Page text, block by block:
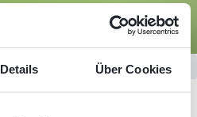
Details Über Cookies
Newsletter